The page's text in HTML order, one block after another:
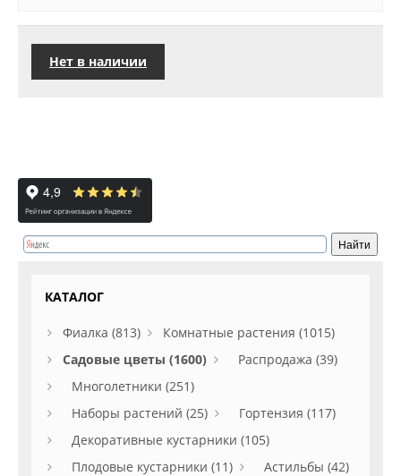
Нет в наличии
КАТАЛОГ
Фиалка (813)
Комнатные растения (1015)
Садовые цветы (1600)
Распродажа (39)
Многолетники (251)
Наборы растений (25)
Гортензия (117)
Декоративные кустарники (105)
Плодовые кустарники (11)
Астильбы (42)